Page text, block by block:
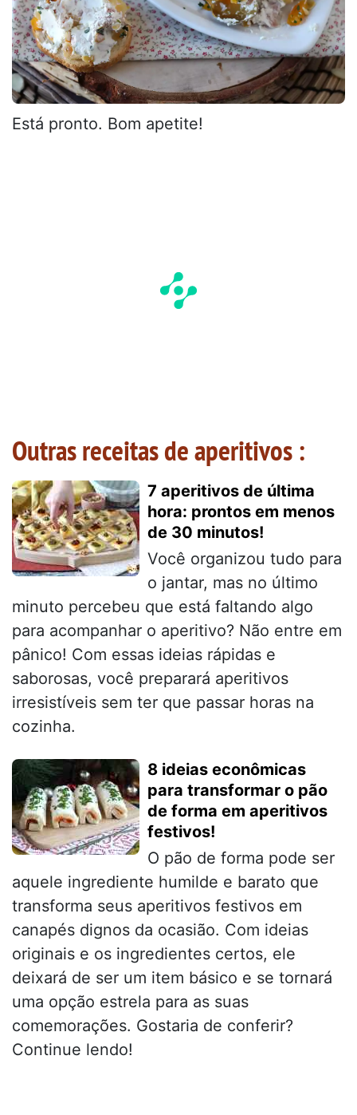
Está pronto. Bom apetite!
Outras receitas de aperitivos :
7 aperitivos de última
hora: prontos em menos
de 30 minutos!
Você organizou tudo para
o jantar, mas no último
minuto percebeu que está faltando algo
para acompanhar o aperitivo? Não entre em
pânico! Com essas ideias rápidas e
saborosas, você preparará aperitivos
irresistíveis sem ter que passar horas na
cozinha.
8 ideias econômicas
para transformar o pão
de forma em aperitivos
festivos!
O pão de forma pode ser
aquele ingrediente humilde e barato que
transforma seus aperitivos festivos em
canapés dignos da ocasião. Com ideias
originais e os ingredientes certos, ele
deixará de ser um item básico e se tornará
uma opção estrela para as suas
comemorações. Gostaria de conferir?
Continue lendo!